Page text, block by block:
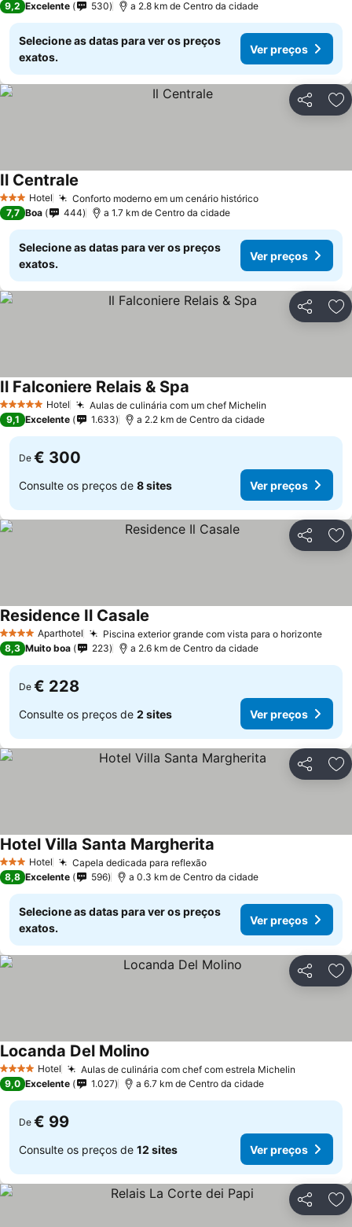
9,2 Excelente 530 a 2.8 km de Centro da cidade
Selecione as datas para ver os preços
exatos.
Ver preços
Partilhar
3 EstrelasHotel Conforto moderno em um cenário histórico
Il Centrale
7,7 Boa 444 a 1.7 km de Centro da cidade
Selecione as datas para ver os preços
exatos.
Ver preços
Partilhar
5 Estrelas Hotel Aulas de culinária com um chef Michelin
Il Falconiere Relais & Spa
9,1 Excelente 1.633 a 2.2 km de Centro da cidade
De € 300
Consulte os preços de 8 sites Ver preços
Partilhar
4 EstrelasAparthotel Piscina exterior grande com vista para o horizonte
Residence Il Casale
8,3 Muito boa 223 a 2.6 km de Centro da cidade
De € 228
Consulte os preços de 2 sites Ver preços
Partilhar
3 EstrelasHotel Capela dedicada para reflexão
Hotel Villa Santa Margherita
8,8 Excelente 596 a 0.3 km de Centro da cidade
Selecione as datas para ver os preços
exatos.
Ver preços
Partilhar
4 EstrelasHotel Aulas de culinária com chef com estrela Michelin
Locanda Del Molino
9,0 Excelente 1.027 a 6.7 km de Centro da cidade
De € 99
Consulte os preços de 12 sites Ver preços
Partilhar